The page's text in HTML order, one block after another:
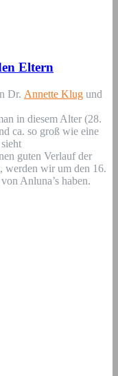
Eltern
Dr. Annette Klug und
in diesem Alter (28.
ca. so groß wie eine
guten Verlauf der
werden wir um den 16.
Anluna’s haben.